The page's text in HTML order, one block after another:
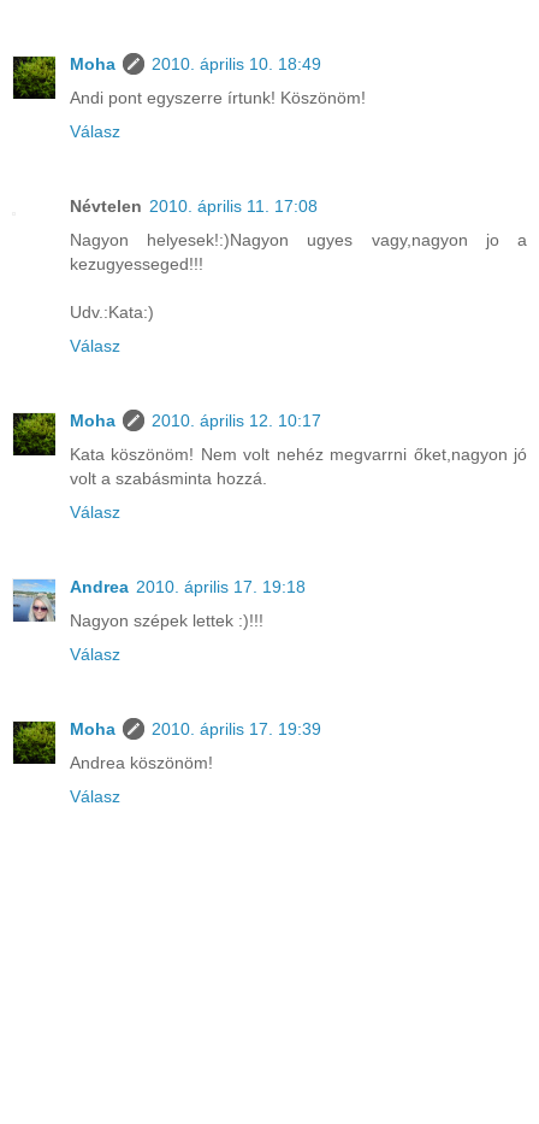
Moha
2010. április 10. 18:49
Andi pont egyszerre írtunk! Köszönöm!
Válasz
Névtelen 2010. április 11. 17:08
Nagyon helyesek!:)Nagyon ugyes vagy,nagyon jo a
kezugyesseged!!!
Udv.:Kata:)
Válasz
Moha
2010. április 12. 10:17
Kata köszönöm! Nem volt nehéz megvarrni őket,nagyon jó
volt a szabásminta hozzá.
Válasz
Andrea 2010. április 17. 19:18
Nagyon szépek lettek :)!!!
Válasz
Moha
2010. április 17. 19:39
Andrea köszönöm!
Válasz